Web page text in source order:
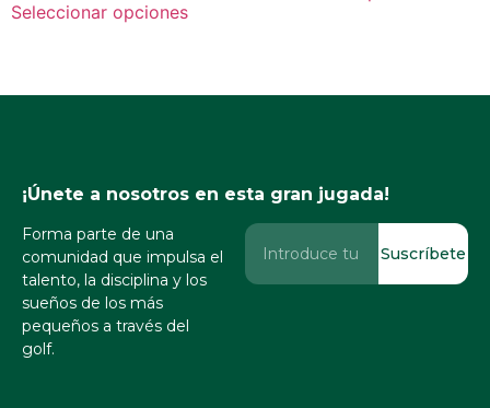
Seleccionar opciones
¡Únete a nosotros en esta gran jugada!
Forma parte de una
comunidad que impulsa el
talento, la disciplina y los
sueños de los más
pequeños a través del
golf.
Suscríbete